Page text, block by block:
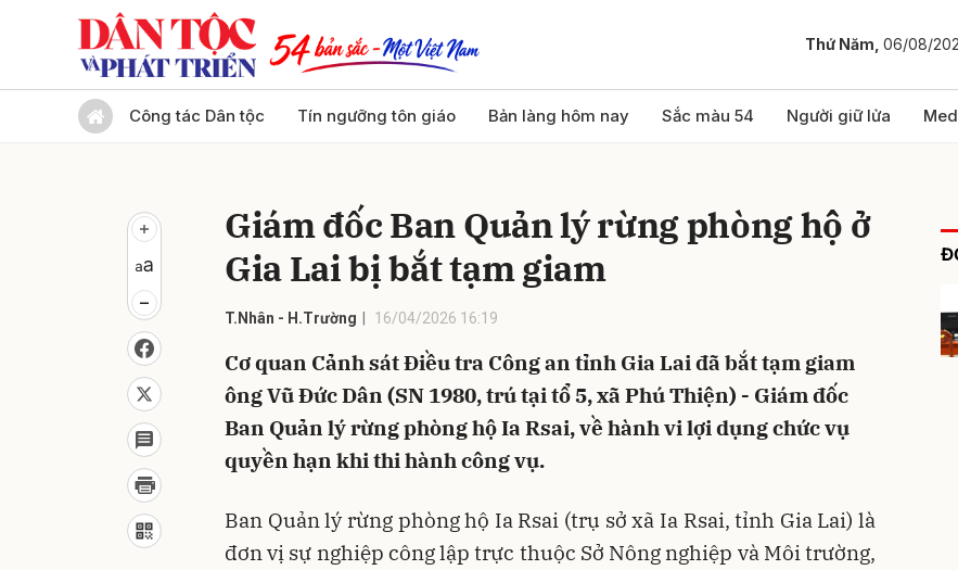
Thứ Năm, 06/08/
Công tác Dân tộc Tín ngưỡng tôn giáo Bản làng hôm nay Sắc màu 54 Người giữ lửa
Giám đốc Ban Quản lý rừng phòng hộ ở
Gia Lai bị bắt tạm giam
T.Nhân - H.Trường 16/04/2026 16:19
Cơ quan Cảnh sát Điều tra Công an tỉnh Gia Lai đã bắt tạm giam
ông Vũ Đức Dân (SN 1980, trú tại tổ 5, xã Phú Thiện) - Giám đốc
Ban Quản lý rừng phòng hộ Ia Rsai, về hành vi lợi dụng chức vụ
quyền hạn khi thi hành công vụ.
Ban Quản lý rừng phòng hộ Ia Rsai (trụ sở xã Ia Rsai, tỉnh Gia Lai) là
đơn vị sự nghiệp công lập trực thuộc Sở Nông nghiệp và Môi trường,
Gửi bình luận